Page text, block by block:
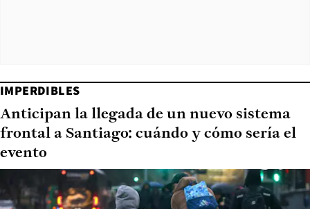
IMPERDIBLES
Anticipan la llegada de un nuevo sistema
frontal a Santiago: cuándo y cómo sería el
evento